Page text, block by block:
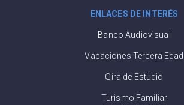
ENLACES DE INTERÉS
Banco Audiovisual
Vacaciones Tercera Edad
Gira de Estudio
Turismo Familiar